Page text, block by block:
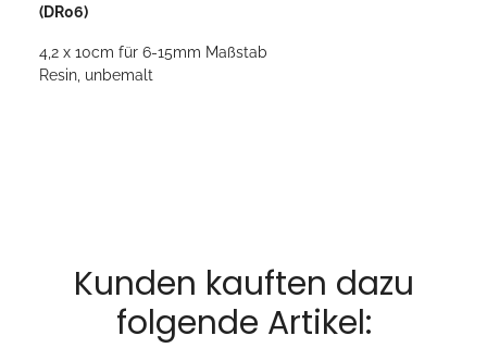
(DR06)
4,2 x 10cm für 6-15mm Maßstab
Resin, unbemalt
Kunden kauften dazu
folgende Artikel: